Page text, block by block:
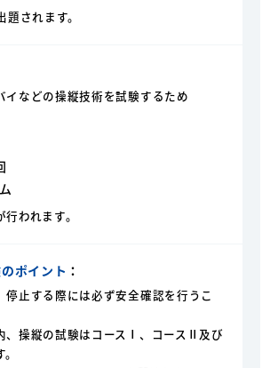
されます。
イなどの操縦技術を試験するため
われます。
ポイント ：
停止する際には必ず安全確認を行うこ
、操縦の試験はコースⅠ、コースⅡ及び